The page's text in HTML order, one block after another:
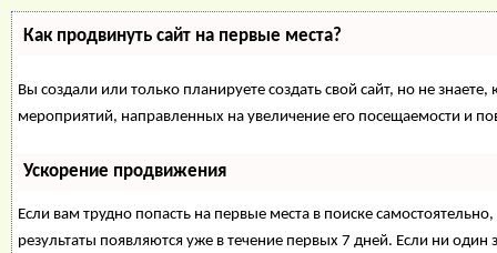
Как продвинуть сайт на первые места?
Вы создали или только планируете создать свой сайт, но не
мероприятий, направленных на увеличение его посещаемости и
Ускорение продвижения
Если вам трудно попасть на первые места в поиске
результаты появляются уже в течение первых 7 дней. Если ни один